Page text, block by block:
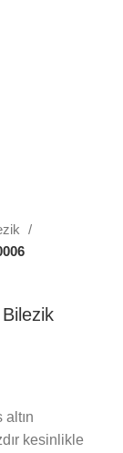
altın
kesinlikle